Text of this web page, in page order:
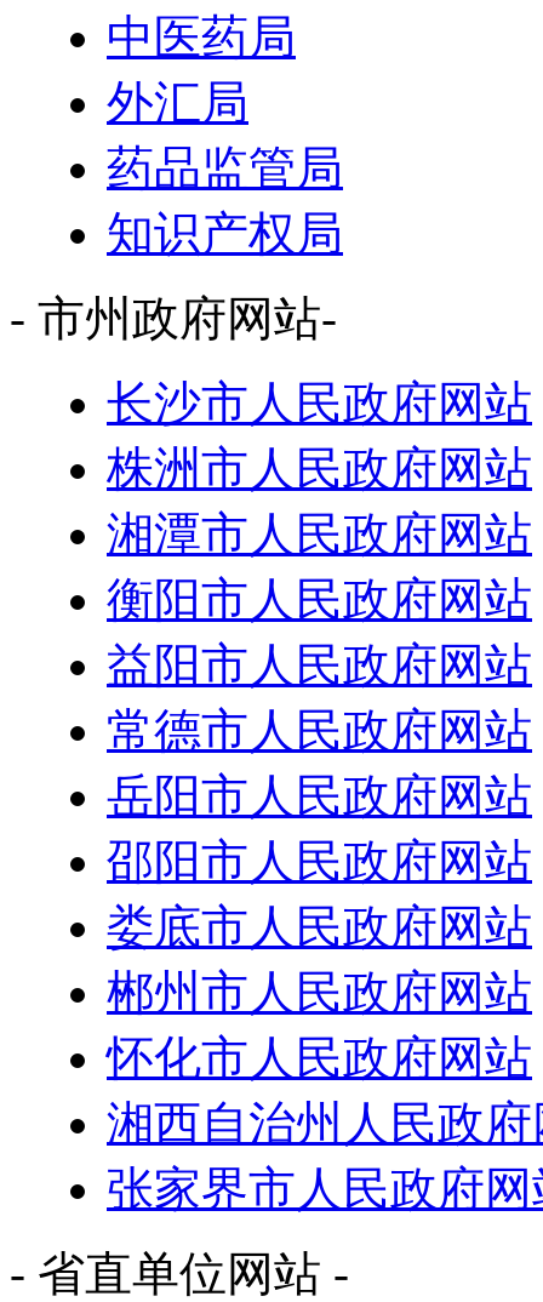
中医药局
外汇局
药品监管局
知识产权局
- 市州政府网站-
长沙市人民政府网站
株洲市人民政府网站
湘潭市人民政府网站
衡阳市人民政府网站
益阳市人民政府网站
常德市人民政府网站
岳阳市人民政府网站
邵阳市人民政府网站
娄底市人民政府网站
郴州市人民政府网站
怀化市人民政府网站
湘西自治州人民政
张家界市人民政府网
- 省直单位网站 -